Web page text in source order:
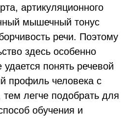
артикуляционного
мышечный тонус
речи. Поэтому
здесь особенно
понять речевой
профиль человека с
легче подобрать для
обучения и